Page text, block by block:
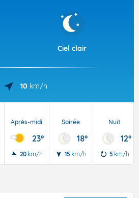
Ciel clair
10 km/h
Après-midi
23°
20 km/h
Soirée
18°
15 km/h
Nuit
12°
5 km/h